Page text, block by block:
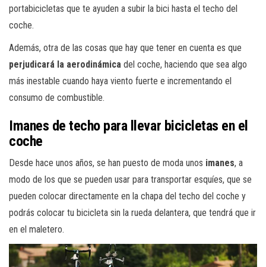
portabicicletas que te ayuden a subir la bici hasta el techo del
coche.
Además, otra de las cosas que hay que tener en cuenta es que
perjudicará la aerodinámica del coche, haciendo que sea algo
más inestable cuando haya viento fuerte e incrementando el
consumo de combustible.
Imanes de techo para llevar bicicletas en el
coche
Desde hace unos años, se han puesto de moda unos imanes, a
modo de los que se pueden usar para transportar esquíes, que se
pueden colocar directamente en la chapa del techo del coche y
podrás colocar tu bicicleta sin la rueda delantera, que tendrá que ir
en el maletero.